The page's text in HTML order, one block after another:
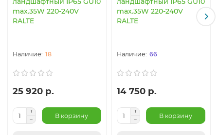
max.35W 220-240V
RALTE
18
25 920 р.
В корзину
max.35W 220-240V
RALTE
66
14 750 р.
В корзину